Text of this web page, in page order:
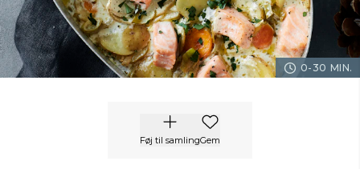
0-30 MIN.
Føj til samlingGem